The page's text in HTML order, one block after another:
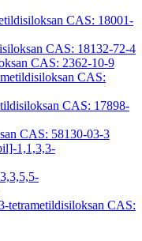
CAS: 18001-
CAS: 18132-72-4
CAS: 2362-10-9
CAS:
CAS: 17898-
CAS: 58130-03-3
1,1,3,3-
tetrametildisiloksan CAS: